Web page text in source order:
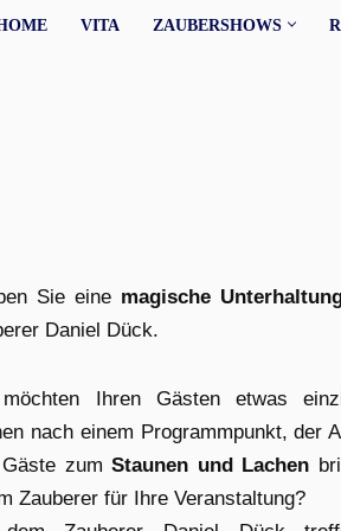
anfragen: Kontaktformular→
VITA ZAUBERSHOWS
Sie eine magische
Daniel Dück.
Ihren Gästen etwas
nach einem Programmpunkt, der
Gäste zumStaunen und Lachen
Zauberer für Ihre Veranstaltung?